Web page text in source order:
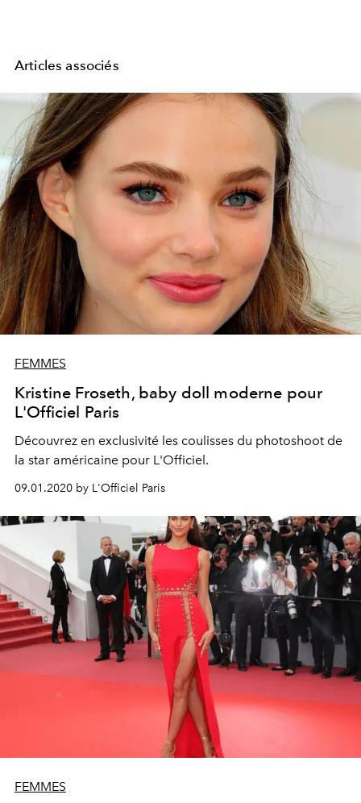
Articles associés
FEMMES
Kristine Froseth, baby doll moderne pour
L'Officiel Paris
Découvrez en exclusivité les coulisses du photoshoot de
la star américaine pour L'Officiel.
09.01.2020 by L'Officiel Paris
FEMMES